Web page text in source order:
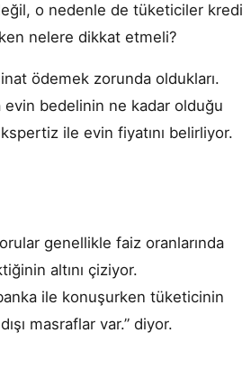
o nedenle de tüketiciler kredi
nelere dikkat etmeli?
ödemek zorunda oldukları.
bedelinin ne kadar olduğu
ile evin fiyatını belirliyor.
genellikle faiz oranlarında
altını çiziyor.
ile konuşurken tüketicinin
masraflar var.” diyor.